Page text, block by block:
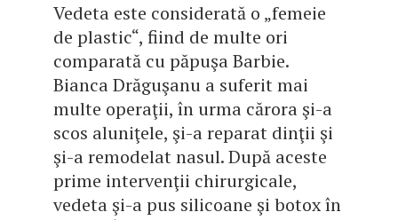
Vedeta este considerată o „femeie
de plastic“, fiind de multe ori
comparată cu păpuşa Barbie.
Bianca Drăguşanu a suferit mai
multe operaţii, în urma cărora şi-a
scos aluniţele, şi-a reparat dinţii şi
şi-a remodelat nasul. După aceste
prime intervenţii chirurgicale,
vedeta şi-a pus silicoane şi botox în